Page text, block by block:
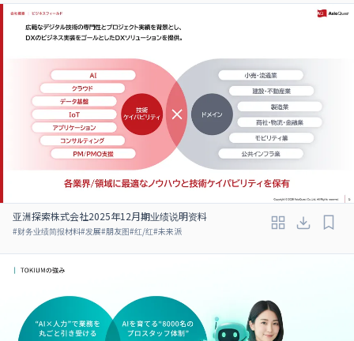
亚洲探索株式会社2025年12月期业绩说明资料
#财务业绩简报材料#发展#朋友图#红/红#未来派